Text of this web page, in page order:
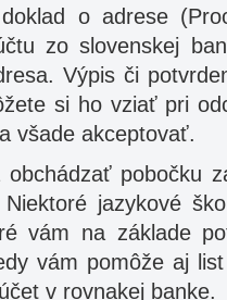
o adrese
zo slovenskej
Výpis či
si ho vziať pri
všade akceptovať.
pobočku
jazykové
vám na základe
vám pomôže aj
v rovnakej banke.